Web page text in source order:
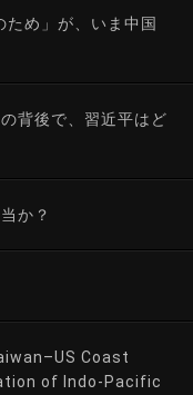
め」が、いま中国
背後で、習近平はど
か？
Coast
of Indo-Pacific